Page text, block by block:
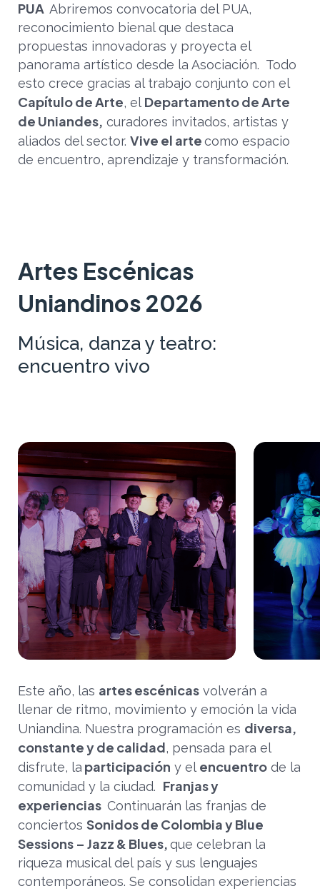
PUA Abriremos convocatoria del PUA,
reconocimiento bienal que destaca
propuestas innovadoras y proyecta el
panorama artístico desde la Asociación. Todo
esto crece gracias al trabajo conjunto con el
Capítulo de Arte, el Departamento de Arte
de Uniandes, curadores invitados, artistas y
aliados del sector. Vive el artecomo espacio
de encuentro, aprendizaje y transformación.
Artes Escénicas
Uniandinos 2026
Música, danza y teatro:
encuentro vivo
Este año, las artes escénicas volverán a
llenar de ritmo, movimiento y emoción la vida
Uniandina. Nuestra programación es diversa,
constante y de calidad, pensada para el
disfrute, la participación y el encuentro de la
comunidad y la ciudad. Franjas y
experiencias Continuarán las franjas de
conciertos Sonidos de Colombia y Blue
Sessions – Jazz & Blues,que celebran la
riqueza musical del país y sus lenguajes
contemporáneos. Se consolidan experiencias